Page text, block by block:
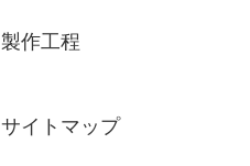
製作工程
サイトマップ